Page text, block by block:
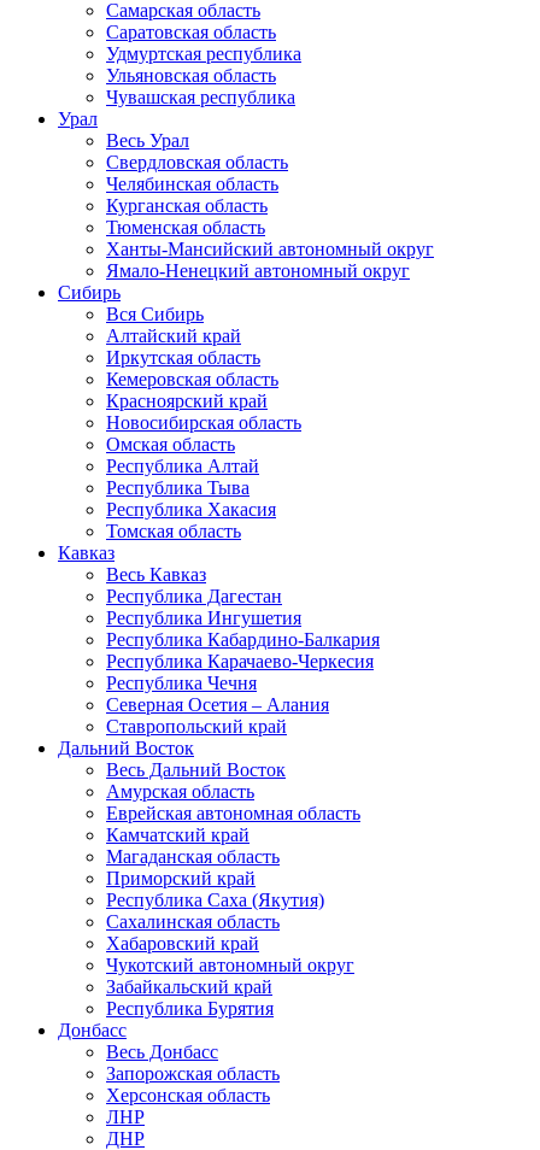
Самарская область
Саратовская область
Удмуртская республика
Ульяновская область
Чувашская республика
Урал
Весь Урал
Свердловская область
Челябинская область
Курганская область
Тюменская область
Ханты-Мансийский автономный округ
Ямало-Ненецкий автономный округ
Сибирь
Вся Сибирь
Алтайский край
Иркутская область
Кемеровская область
Красноярский край
Новосибирская область
Омская область
Республика Алтай
Республика Тыва
Республика Хакасия
Томская область
Кавказ
Весь Кавказ
Республика Дагестан
Республика Ингушетия
Республика Кабардино-Балкария
Республика Карачаево-Черкесия
Республика Чечня
Северная Осетия – Алания
Ставропольский край
Дальний Восток
Весь Дальний Восток
Амурская область
Еврейская автономная область
Камчатский край
Магаданская область
Приморский край
Республика Саха (Якутия)
Сахалинская область
Хабаровский край
Чукотский автономный округ
Забайкальский край
Республика Бурятия
Донбасс
Весь Донбасс
Запорожская область
Херсонская область
ЛНР
ДНР